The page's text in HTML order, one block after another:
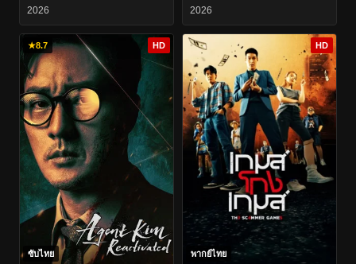
2026
ข้อเสนอร้อน ซ่อนกลรัก
EP.1-10
2026
★8.7 HD
ซับไทย
HD
พากย์ไทย